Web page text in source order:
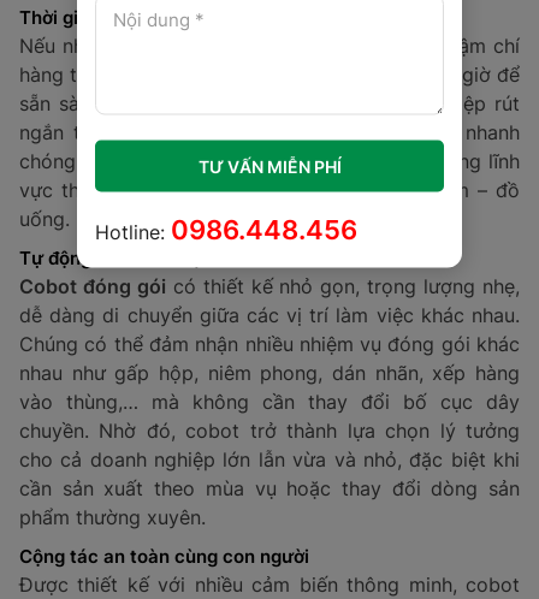
Thời gian lắp đặt nhanh
Nếu như robot truyền thống cần nhiều ngày, thậm chí
hàng tuần để triển cài đặt, thì cobot chỉ mất vài giờ để
sẵn sàng hoạt động. Điều này giúp doanh nghiệp rút
ngắn thời gian đưa dây chuyền vào sản xuất, nhanh
chóng đáp ứng các đơn hàng gấp, đặc biệt trong lĩnh
vực thương mại điện tử, logistics và thực phẩm – đồ
uống.
Tự động hóa linh hoạt
Cobot đóng gói có thiết kế nhỏ gọn, trọng lượng nhẹ,
dễ dàng di chuyển giữa các vị trí làm việc khác nhau.
Chúng có thể đảm nhận nhiều nhiệm vụ đóng gói khác
nhau như gấp hộp, niêm phong, dán nhãn, xếp hàng
vào thùng,… mà không cần thay đổi bố cục dây
chuyền. Nhờ đó, cobot trở thành lựa chọn lý tưởng
cho cả doanh nghiệp lớn lẫn vừa và nhỏ, đặc biệt khi
cần sản xuất theo mùa vụ hoặc thay đổi dòng sản
phẩm thường xuyên.
Cộng tác an toàn cùng con người
Được thiết kế với nhiều cảm biến thông minh, cobot
TƯ VẤN MIỄN PHÍ
Hotline: 0986.448.456